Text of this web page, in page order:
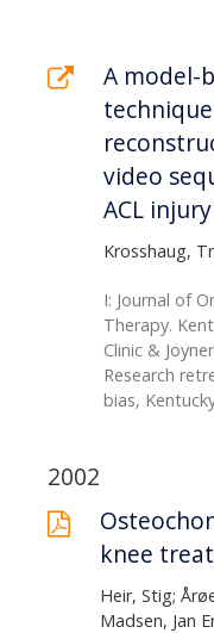
A model-
video
ACL
Krosshaug,
I: Journal of
Therapy.
Clinic &
Research
bias,
2002
knee
Heir, Stig;
Madsen, Jan